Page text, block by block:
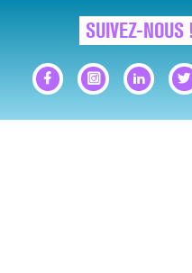
SUIVEZ-NOUS !